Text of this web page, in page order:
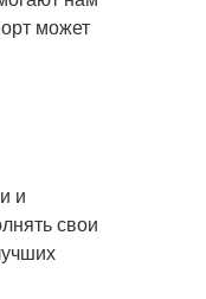
может
и
свои